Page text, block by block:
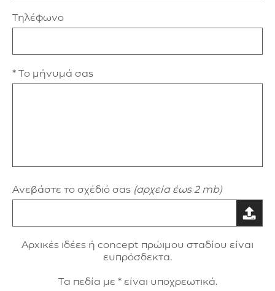
Τηλέφωνο
* Το μήνυμά σας
Ανεβάστε το σχέδιό σας (αρχεία έως 2 mb)
Aρxικές ιδέες ή concept πρώιμου σταδίου είναι
ευπρόσδεκτα.
Τα πεδία με * είναι υποχρεωτικά.